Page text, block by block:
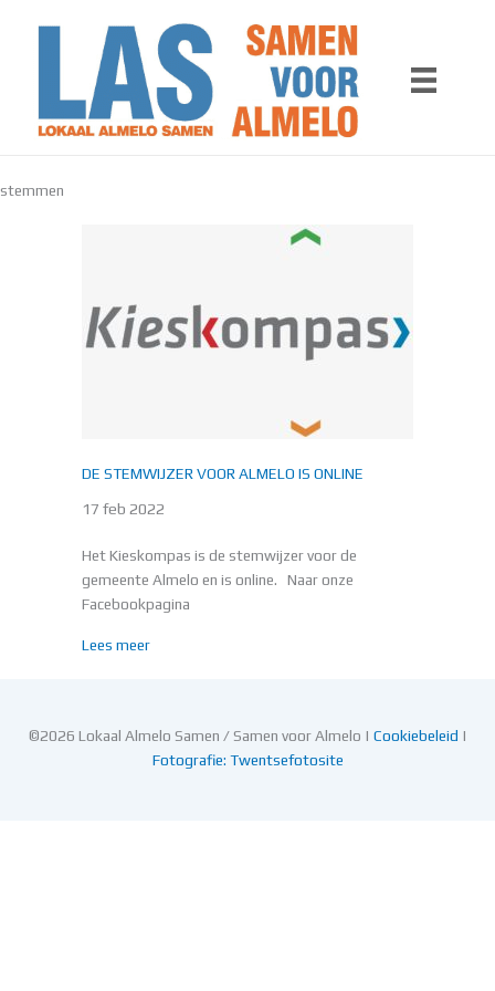
stemmen
DE STEMWIJZER VOOR ALMELO IS ONLINE
17 feb 2022
Het Kieskompas is de stemwijzer voor de
gemeente Almelo en is online. Naar onze
Facebookpagina
Lees meerabout DE STEMWIJZER VOOR ALMELO IS ONLINE
©2026 Lokaal Almelo Samen / Samen voor Almelo | Cookiebeleid |
Fotografie: Twentsefotosite